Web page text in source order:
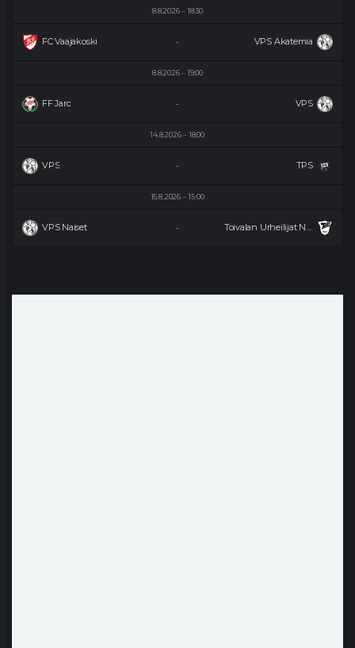
8.8.2026 18:30
FC Vaajakoski VPS Akatemia
-
8.8.2026 19:00
FF Jaro VPS
-
14.8.2026 18:00
VPS TPS
-
15.8.2026 15:00
VPS Naiset Toivalan Urheilijat Naiset
-